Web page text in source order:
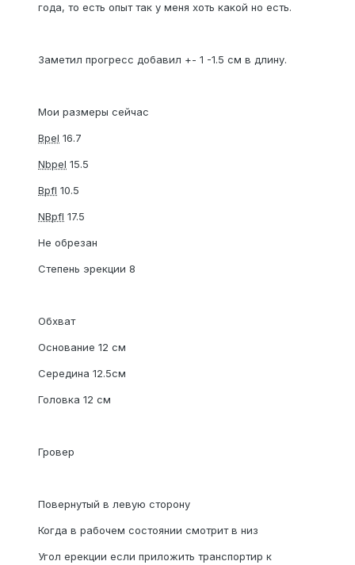
года, то есть опыт так у меня хоть какой но есть.
Заметил прогресс добавил +- 1 -1.5 см в длину.
Мои размеры сейчас
Bpel 16.7
Nbpel 15.5
Bpfl 10.5
NBpfl 17.5
Не обрезан
Степень эрекции 8
Обхват
Основание 12 см
Середина 12.5см
Головка 12 см
Гровер
Повернутый в левую сторону
Когда в рабочем состоянии смотрит в низ
Угол ерекции если приложить транспортир к